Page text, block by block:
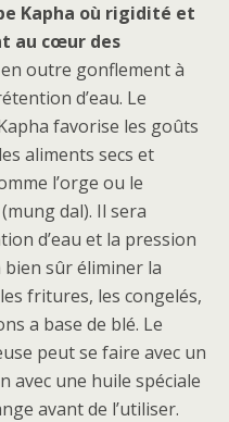
Kapha où rigidité et
au cœur des
outre gonflement à
d’eau. Le
favorise les goûts
aliments secs et
l’orge ou le
dal). Il sera
d’eau et la pression
sûr éliminer la
fritures, les congelés,
a base de blé. Le
peut se faire avec un
avec une huile spéciale
avant de l’utiliser.